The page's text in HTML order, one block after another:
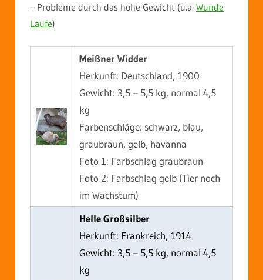
– Probleme durch das hohe Gewicht (u.a. Wunde
Läufe)
Meißner Widder
Herkunft: Deutschland, 1900
Gewicht: 3,5 – 5,5 kg, normal 4,5
kg
Farbenschläge: schwarz, blau,
graubraun, gelb, havanna
Foto 1: Farbschlag graubraun
Foto 2: Farbschlag gelb (Tier noch
im Wachstum)
Helle Großsilber
Herkunft: Frankreich, 1914
Gewicht: 3,5 – 5,5 kg, normal 4,5
kg